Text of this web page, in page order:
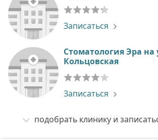
Записаться
Стоматология Эра на
Кольцовская
Записаться
подобрать клинику и